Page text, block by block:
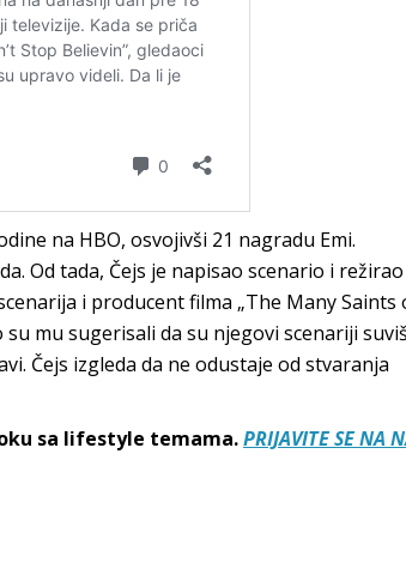
na HBO, osvojivši 21 nagradu Emi.
Od tada, Čejs je napisao scenario i režirao
i producent filma „The Many Saints
mu sugerisali da su njegovi scenariji
Čejs izgleda da ne odustaje od stvaranja
sa lifestyle temama.PRIJAVITE SE NA